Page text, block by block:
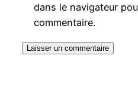
dans le navigateur
commentaire.